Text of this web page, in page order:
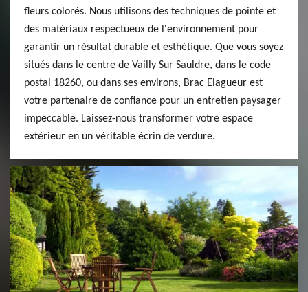
fleurs colorés. Nous utilisons des techniques de pointe et
des matériaux respectueux de l'environnement pour
garantir un résultat durable et esthétique. Que vous soyez
situés dans le centre de Vailly Sur Sauldre, dans le code
postal 18260, ou dans ses environs, Brac Elagueur est
votre partenaire de confiance pour un entretien paysager
impeccable. Laissez-nous transformer votre espace
extérieur en un véritable écrin de verdure.